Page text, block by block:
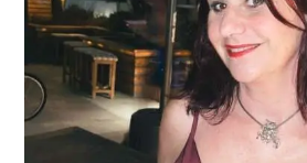
ζωής
του
έρωτα!